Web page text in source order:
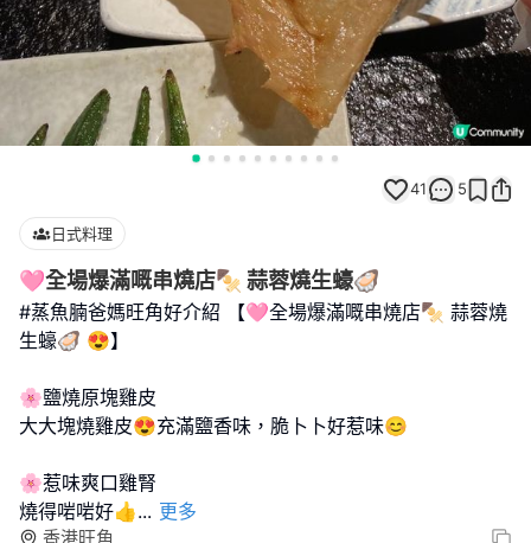
41 5
日式料理
🩷全場爆滿嘅串燒店🍢 蒜蓉燒生蠔🦪
#蒸魚腩爸媽旺角好介紹 【🩷全場爆滿嘅串燒店🍢 蒜蓉燒
生蠔🦪 😍】
🌸鹽燒原塊雞皮
大大塊燒雞皮😍充滿鹽香味，脆卜卜好惹味😊
🌸惹味爽口雞腎
燒得啱啱好👍... 更多
香港旺角